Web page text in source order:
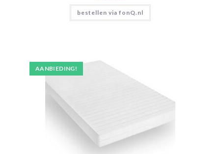
bestellen via fonQ.nl
AANBIEDING!